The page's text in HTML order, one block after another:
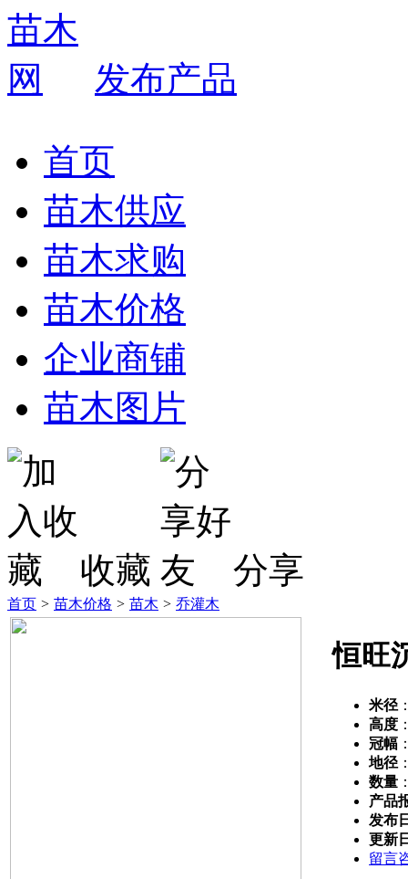
发布产品
首页
苗木供应
苗木求购
苗木价格
企业商铺
苗木图片
收藏 分享
首页 > 苗木价格 > 苗木 > 乔灌木
恒旺
米径
高度
冠幅
地径
数量
产品
发布
更新
留言